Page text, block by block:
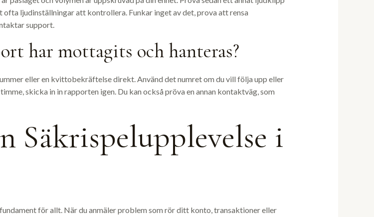
ljudinställningar att kontrollera. Funkar inget av det, prova att rensa
support.
har mottagits och hanteras?
eller en kvittobekräftelse direkt. Använd det numret om du vill följa upp eller
skicka in in rapporten igen. Du kan också pröva en annan kontaktväg, som
Säkrispelupplevelse i
för allt. När du anmäler problem som rör ditt konto, transaktioner eller